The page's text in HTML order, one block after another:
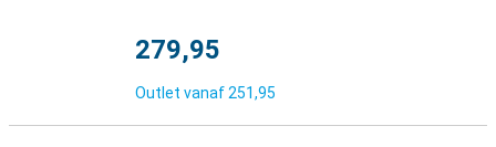
279,95
Outlet vanaf 251,95